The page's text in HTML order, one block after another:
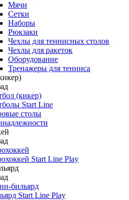
Мячи
Сетки
Наборы
Рюкзаки
Чехлы для теннисных столов
Чехлы для ракеток
Оборудование
Тренажеры для тенниса
(кикер)
Start Line
столы
Start Line Play
бильярд
Start Line Play